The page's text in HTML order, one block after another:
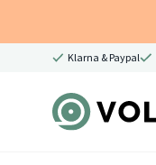
Klarna & Paypal